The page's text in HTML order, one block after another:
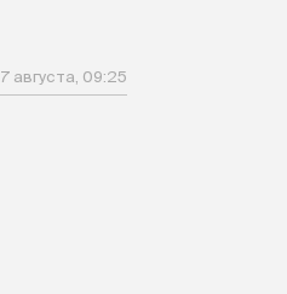
7 августа, 09:25